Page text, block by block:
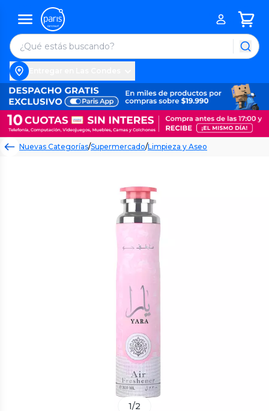
Nuevas Categorías/Supermercado/Limpieza y Aseo
1/2